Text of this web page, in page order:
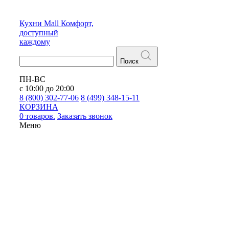
Кухни Mall Комфорт,
доступный
каждому
Поиск
ПН-ВС
с 10:00 до 20:00
8 (800) 302-77-06 8 (499) 348-15-11
КОРЗИНА
0 товаров. Заказать звонок
Меню